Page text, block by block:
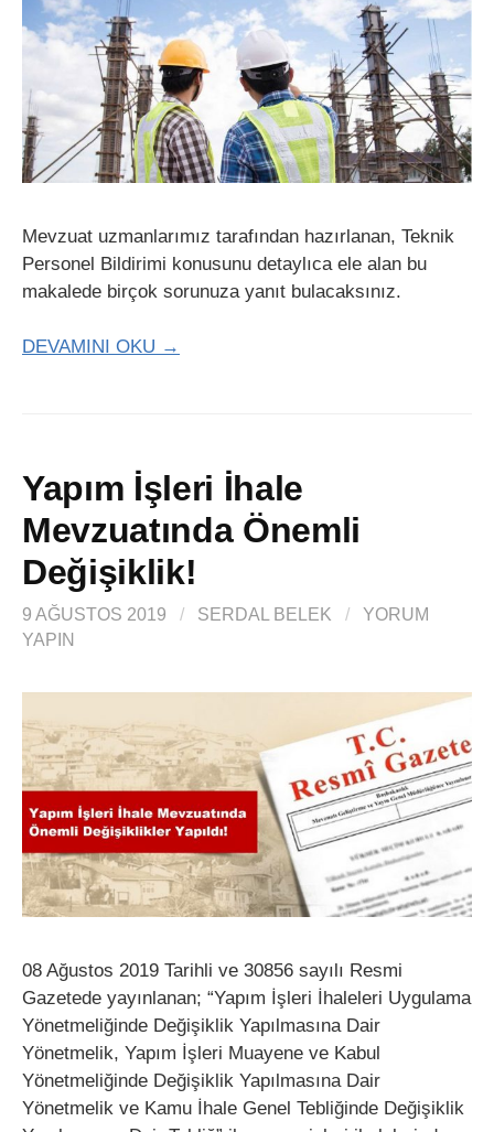
Mevzuat uzmanlarımız tarafından hazırlanan, Teknik
Personel Bildirimi konusunu detaylıca ele alan bu
makalede birçok sorunuza yanıt bulacaksınız.
DEVAMINI OKU →
Yapım İşleri İhale
Mevzuatında Önemli
Değişiklik!
9 AĞUSTOS 2019 / SERDAL BELEK /
YORUM
YAPIN
08 Ağustos 2019 Tarihli ve 30856 sayılı Resmi
Gazetede yayınlanan; “Yapım İşleri İhaleleri Uygulama
Yönetmeliğinde Değişiklik Yapılmasına Dair
Yönetmelik, Yapım İşleri Muayene ve Kabul
Yönetmeliğinde Değişiklik Yapılmasına Dair
Yönetmelik ve Kamu İhale Genel Tebliğinde Değişiklik